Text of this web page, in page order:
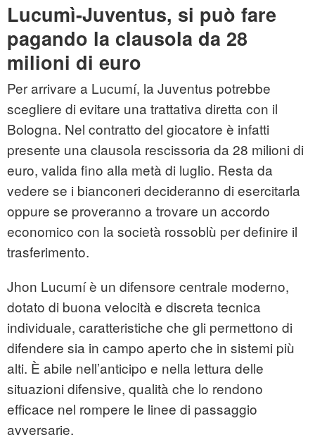
Lucumì-Juventus, si può fare
pagando la clausola da 28
milioni di euro
Per arrivare a Lucumí, la Juventus potrebbe
scegliere di evitare una trattativa diretta con il
Bologna. Nel contratto del giocatore è infatti
presente una clausola rescissoria da 28 milioni di
euro, valida fino alla metà di luglio. Resta da
vedere se i bianconeri decideranno di esercitarla
oppure se proveranno a trovare un accordo
economico con la società rossoblù per definire il
trasferimento.
Jhon Lucumí è un difensore centrale moderno,
dotato di buona velocità e discreta tecnica
individuale, caratteristiche che gli permettono di
difendere sia in campo aperto che in sistemi più
alti. È abile nell’anticipo e nella lettura delle
situazioni difensive, qualità che lo rendono
efficace nel rompere le linee di passaggio
avversarie.